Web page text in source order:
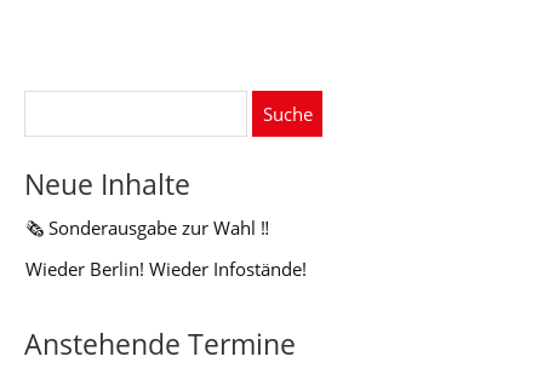
Neue Inhalte
🗞️ Sonderausgabe zur Wahl ‼️
Wieder Berlin! Wieder Infostände!
Anstehende Termine